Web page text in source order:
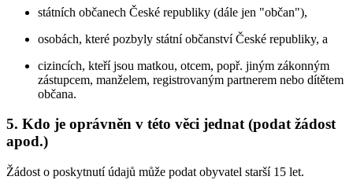
státních občanech České republiky (dále jen "občan"),
osobách, které pozbyly státní občanství České republiky, a
cizincích, kteří jsou matkou, otcem, popř. jiným zákonným
zástupcem, manželem, registrovaným partnerem nebo dítětem
občana.
5. Kdo je oprávněn v této věci jednat (podat žádost
apod.)
Žádost o poskytnutí údajů může podat obyvatel starší 15 let.